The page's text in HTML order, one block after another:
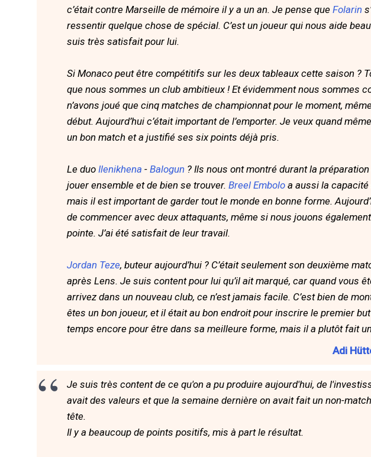
c’était contre Marseille de mémoire il y a un an. Je pense que Folarin
ressentir quelque chose de spécial. C’est un joueur qui nous aide
suis très satisfait pour lui.
Si Monaco peut être compétitifs sur les deux tableaux cette saison ?
que nous sommes un club ambitieux ! Et évidemment nous sommes
n’avons joué que cinq matches de championnat pour le moment,
début. Aujourd’hui c’était important de l’emporter. Je veux quand
un bon match et a justifié ses six points déjà pris.
Le duo Ilenikhena - Balogun ? Ils nous ont montré durant la
jouer ensemble et de bien se trouver. Breel Embolo a aussi la capacité
mais il est important de garder tout le monde en bonne forme.
de commencer avec deux attaquants, même si nous jouons
pointe. J’ai été satisfait de leur travail.
Jordan Teze, buteur aujourd’hui ? C’était seulement son deuxième
après Lens. Je suis content pour lui qu’il ait marqué, car quand vous
arrivez dans un nouveau club, ce n’est jamais facile. C’est bien de
êtes un bon joueur, et il était au bon endroit pour inscrire le premier
temps encore pour être dans sa meilleure forme, mais il a plutôt fait
Adi
Je suis très content de ce qu'on a pu produire aujourd'hui, de
avait des valeurs et que la semaine dernière on avait fait un non-
tête.
Il y a beaucoup de points positifs, mis à part le résultat.